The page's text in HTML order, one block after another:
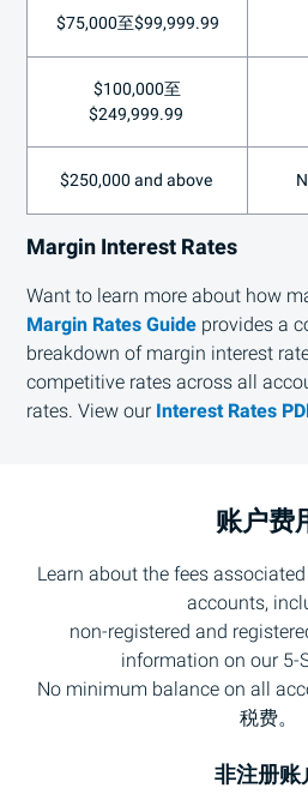
$75,000至$99,999.99
$100,000至
$249,999.99
$250,000 and above
Margin Interest Rates
Want to learn more about how
Margin Rates Guide provides a
breakdown of margin interest
competitive rates across all
rates. View our Interest Rates
账户费
Learn about the fees
accounts,
non-registered and
information on our 5-
No minimum balance on all
税费。
非注册账